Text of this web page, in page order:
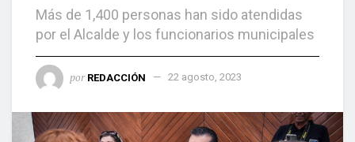
Más de 1,400 personas han sido atendidas
por el Alcalde y los funcionarios municipales
por REDACCIÓN 22 agosto, 2023